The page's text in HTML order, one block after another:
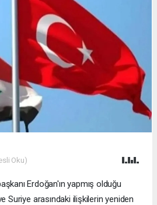
Oku)
Erdoğan'ın yapmış olduğu
Suriye arasındaki ilişkilerin yeniden